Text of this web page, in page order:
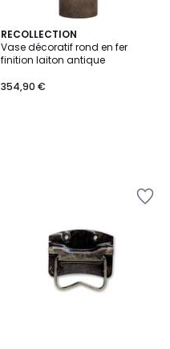
RECOLLECTION
Vase décoratif rond en fer
finition laiton antique
354,90 €